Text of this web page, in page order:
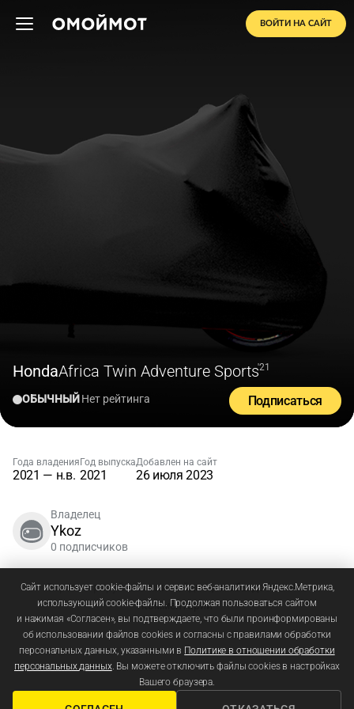
ВОЙТИ НА САЙТ
HondaAfrica Twin Adventure Sports'21
ОБЫЧНЫЙНет рейтинга Подписаться
Года владения
2021 — н.в.
Год выпуска
2021
Добавлен на сайт
26 июля 2023
Владелец
Ykoz
0 подписчиков
Зарегистрируйтесьиливойдите, чтобы добавлять
комментарии
Сайт использует cookie-файлы и сервис веб-аналитики Яндекс.Метрика,
использующий cookie-файлы. Продолжая пользоваться сайтом
и нажимая «Согласен», вы подтверждаете, что были проинформированы
об использовании файлов cookies и согласны с правилами обработки
персональных данных, указанными в Политике в отношении обработки
персональных данных. Вы можете отключить файлы cookies в настройках
Вашего браузера.